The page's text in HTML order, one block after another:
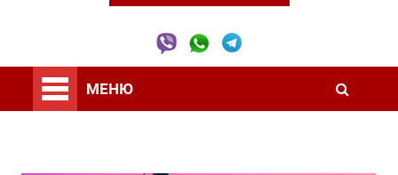
МЕНЮ